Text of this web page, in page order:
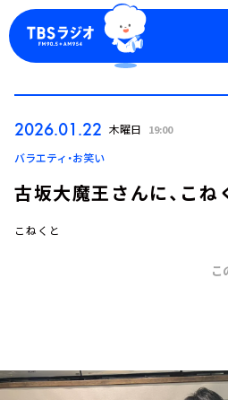
ログイン
トピックス
TBS Podcast
2026.01.22 木曜日 19:00
バラエティ・お笑い
古坂大魔王さんに、こね
こねくと
こ